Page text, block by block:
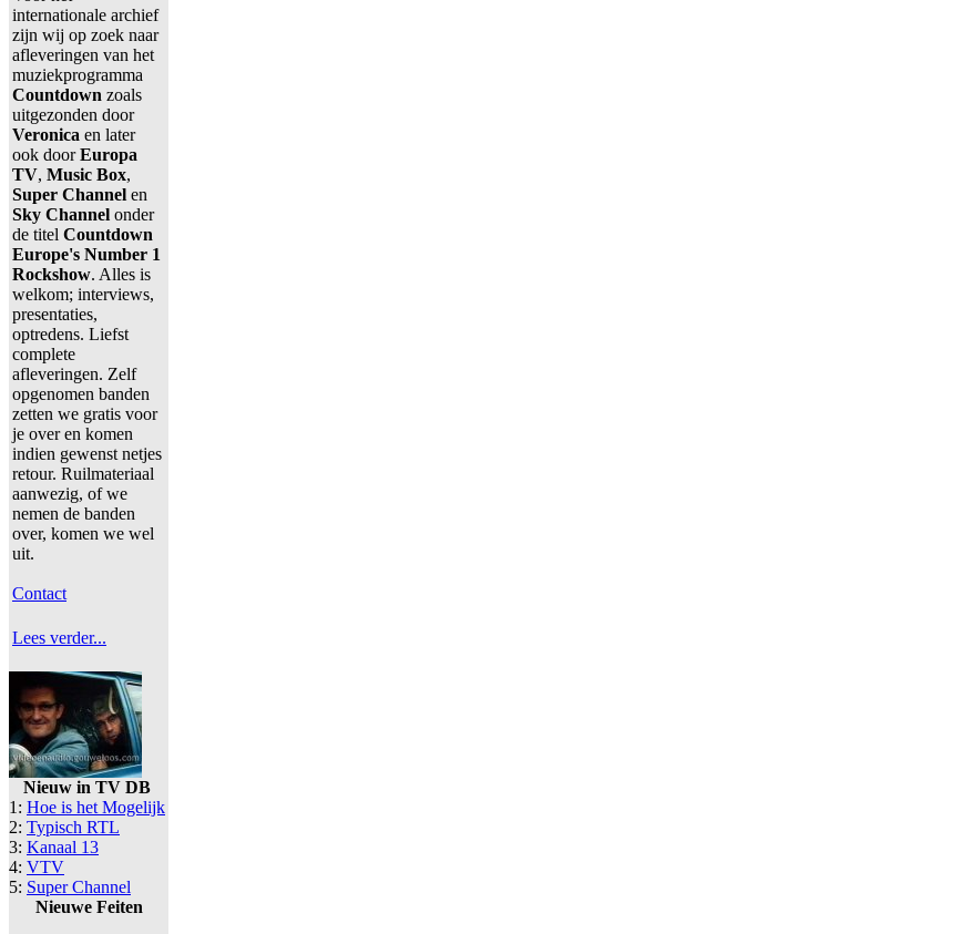
internationale archief
zijn wij op zoek naar
afleveringen van het
muziekprogramma
Countdown zoals
uitgezonden door
Veronica en later
ook doorEuropa
TV, Music Box,
Super Channel en
Sky Channel onder
de titel Countdown
Europe's Number 1
Rockshow. Alles is
welkom; interviews,
presentaties,
optredens. Liefst
complete
afleveringen. Zelf
opgenomen banden
zetten we gratis voor
je over en komen
indien gewenst netjes
retour. Ruilmateriaal
aanwezig, of we
nemen de banden
over, komen we wel
uit.
Contact
Lees verder...
Nieuw in TV DB
1: Hoe is het Mogelijk
2: Typisch RTL
3: Kanaal 13
4: VTV
5: Super Channel
Nieuwe Feiten